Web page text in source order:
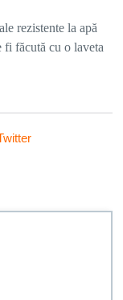
rezistente la apă
făcută cu o laveta